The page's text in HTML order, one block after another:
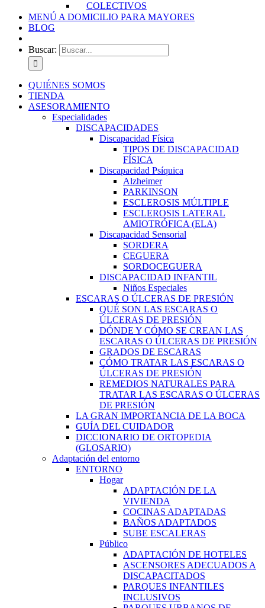
COLECTIVOS
MENÚ A DOMICILIO PARA MAYORES
BLOG
Buscar:
QUIÉNES SOMOS
TIENDA
ASESORAMIENTO
Especialidades
DISCAPACIDADES
Discapacidad Física
TIPOS DE DISCAPACIDAD
FÍSICA
Discapacidad Psíquica
Alzheimer
PARKINSON
ESCLEROSIS MÚLTIPLE
ESCLEROSIS LATERAL
AMIOTRÓFICA (ELA)
Discapacidad Sensorial
SORDERA
CEGUERA
SORDOCEGUERA
DISCAPACIDAD INFANTIL
Niños Especiales
ESCARAS O ÚLCERAS DE PRESIÓN
QUÉ SON LAS ESCARAS O
ÚLCERAS DE PRESIÓN
DÓNDE Y CÓMO SE CREAN LAS
ESCARAS O ÚLCERAS DE PRESIÓN
GRADOS DE ESCARAS
CÓMO TRATAR LAS ESCARAS O
ÚLCERAS DE PRESIÓN
REMEDIOS NATURALES PARA
TRATAR LAS ESCARAS O ÚLCERAS
DE PRESIÓN
LA GRAN IMPORTANCIA DE LA BOCA
GUÍA DEL CUIDADOR
DICCIONARIO DE ORTOPEDIA
(GLOSARIO)
Adaptación del entorno
ENTORNO
Hogar
ADAPTACIÓN DE LA
VIVIENDA
COCINAS ADAPTADAS
BAÑOS ADAPTADOS
SUBE ESCALERAS
Público
ADAPTACIÓN DE HOTELES
ASCENSORES ADECUADOS A
DISCAPACITADOS
PARQUES INFANTILES
INCLUSIVOS